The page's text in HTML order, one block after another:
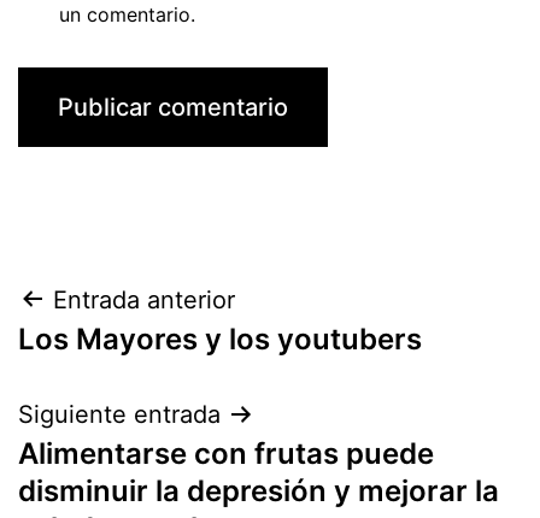
un comentario.
Navegación
de
entradas
Entrada anterior
Los Mayores y los youtubers
Siguiente entrada
Alimentarse con frutas puede
disminuir la depresión y mejorar la